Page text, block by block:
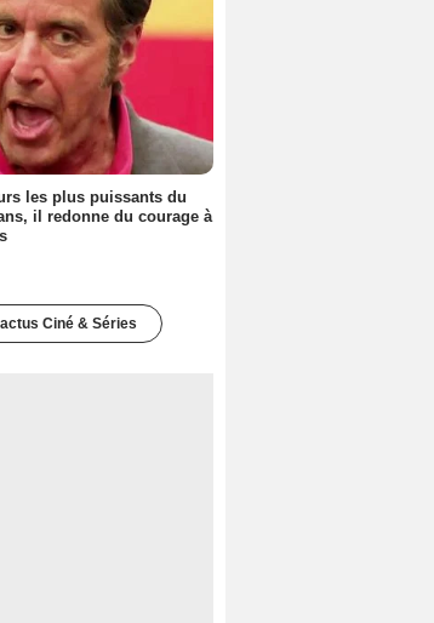
les plus puissants du
il redonne du courage à
Ciné & Séries